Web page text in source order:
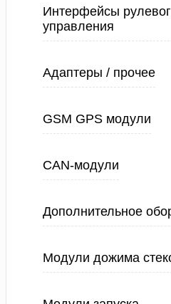
Интерфейсы
управления
Адаптеры / прочее
GSM GPS модули
CAN-модули
Дополнительное
Модули дожима